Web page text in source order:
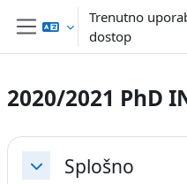
Preskoči na glavno vsebino
Stransko polje
Trenutno
dostop
2020/2021 PhD
Osnutek odseka
Skrči Splošno